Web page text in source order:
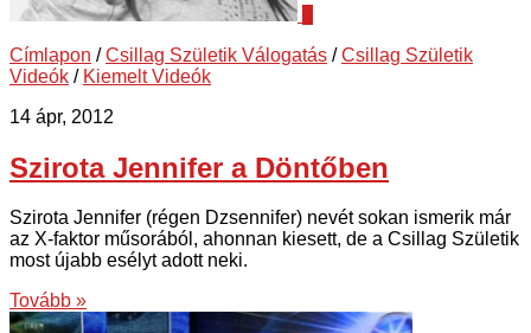
Címlapon /Csillag Születik Válogatás /Csillag Születik
Videók / Kiemelt Videók
14 ápr, 2012
Szirota Jennifer a Döntőben
Szirota Jennifer (régen Dzsennifer) nevét sokan ismerik már
az X-faktor műsorából, ahonnan kiesett, de a Csillag Születik
most újabb esélyt adott neki.
Tovább »